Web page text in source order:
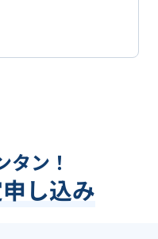
タン！
申し込み